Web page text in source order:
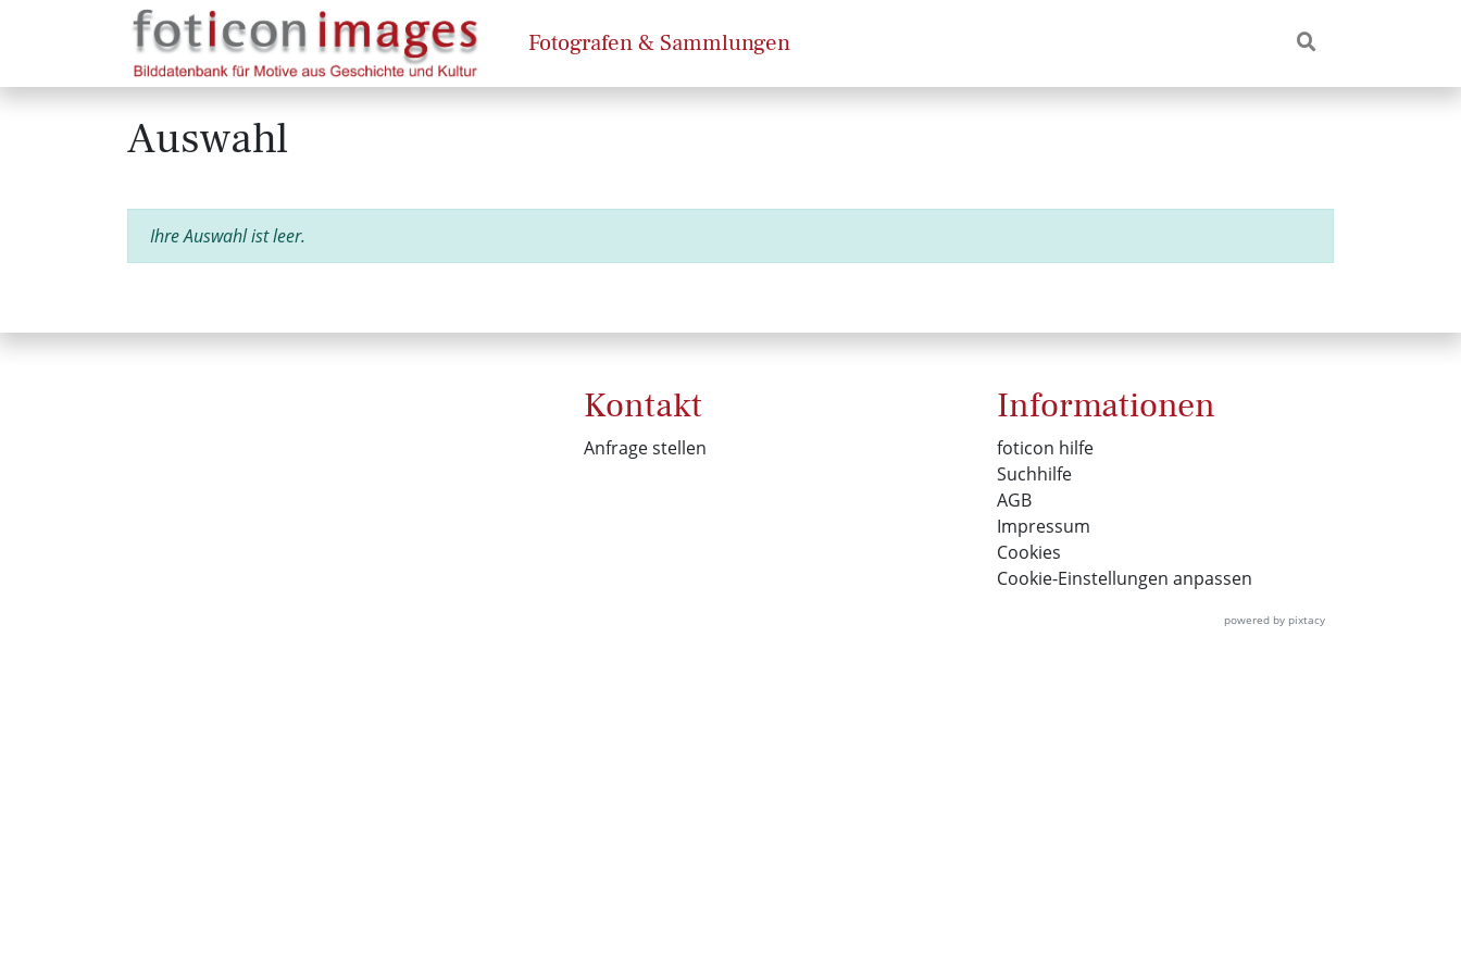
Fotografen & Sammlungen
Auswahl
Ihre Auswahl ist leer.
Kontakt
Anfrage stellen
Informationen
foticon hilfe
Suchhilfe
AGB
Impressum
Cookies
Cookie-Einstellungen anpassen
powered by pixtacy